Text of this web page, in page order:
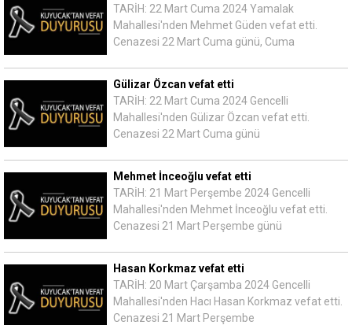
TARİH: 22 Mart Cuma 2024 Yamalak
Mahallesi'nden Mehmet Güden vefat etti.
Cenazesi 22 Mart Cuma günü, Cuma
Gülizar Özcan vefat etti
TARİH: 22 Mart Cuma 2024 Gencelli
Mahallesi'nden Gülizar Özcan vefat etti.
Cenazesi 22 Mart Cuma günü
Mehmet İnceoğlu vefat etti
TARİH: 21 Mart Perşembe 2024 Gencelli
Mahallesi'nden Mehmet İnceoğlu vefat etti.
Cenazesi 21 Mart Perşembe günü
Hasan Korkmaz vefat etti
TARİH: 20 Mart Çarşamba 2024 Gencelli
Mahallesi'nden Hacı Hasan Korkmaz vefat etti.
Cenazesi 21 Mart Perşembe